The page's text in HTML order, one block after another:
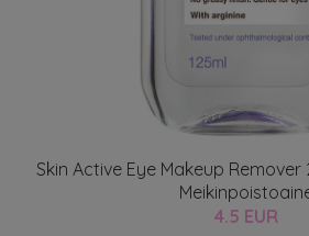
Skin Active Eye Makeup Remover
4.5 EUR